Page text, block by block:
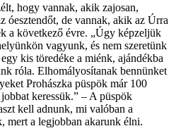
hogy vannak, akik zajosan,
óesztendőt, de vannak, akik az Úrra
a következő évre. „Úgy képzeljük
vagyunk, és nem szeretünk
kis töredéke a miénk, ajándékba
róla. Elhomályosítanak bennünket
Prohászka püspök már 100
keressük.” – A püspök
kell adnunk, mi valóban a
mert a legjobban akarunk élni.